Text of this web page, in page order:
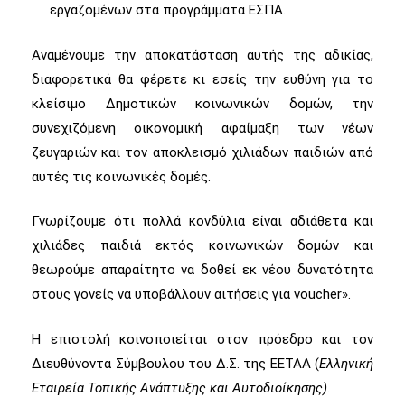
εργαζομένων στα προγράμματα ΕΣΠΑ.
Αναμένουμε την αποκατάσταση αυτής της αδικίας,
διαφορετικά θα φέρετε κι εσείς την ευθύνη για το
κλείσιμο Δημοτικών κοινωνικών δομών, την
συνεχιζόμενη οικονομική αφαίμαξη των νέων
ζευγαριών και τον αποκλεισμό χιλιάδων παιδιών από
αυτές τις κοινωνικές δομές.
Γνωρίζουμε ότι πολλά κονδύλια είναι αδιάθετα και
χιλιάδες παιδιά εκτός κοινωνικών δομών και
θεωρούμε απαραίτητο να δοθεί εκ νέου δυνατότητα
στους γονείς να υποβάλλουν αιτήσεις για voucher».
Η επιστολή κοινοποιείται στον πρόεδρο και τον
Διευθύνοντα Σύμβουλου του Δ.Σ. της ΕΕΤΑΑ (Ελληνική
Εταιρεία Τοπικής Ανάπτυξης και Αυτοδιοίκησης).